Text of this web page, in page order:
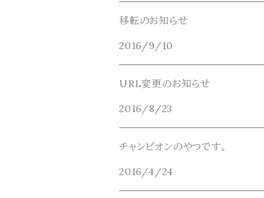
hanakazari(ハナカザリ)
Hub&Spoke(ハブアンドスポーク)
KIKKERLAND(キッカーランド)
移転のお知らせ
2016/9/10
URL変更のお知らせ
2016/8/23
チャンピオンのやつです。
2016/4/24